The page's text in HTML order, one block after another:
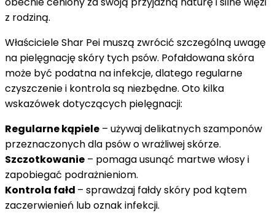
z rodziną.
Właściciele Shar Pei muszą zwrócić szczególną uwagę
na pielęgnację skóry tych psów. Pofałdowana skóra
może być podatna na infekcje, dlatego regularne
czyszczenie i kontrola są niezbędne. Oto kilka
wskazówek dotyczących pielęgnacji:
Regularne kąpiele – używaj delikatnych szamponów
przeznaczonych dla psów o wrażliwej skórze.
Szczotkowanie – pomaga usunąć martwe włosy i
zapobiegać podrażnieniom.
Kontrola fałd – sprawdzaj fałdy skóry pod kątem
zaczerwienień lub oznak infekcji.